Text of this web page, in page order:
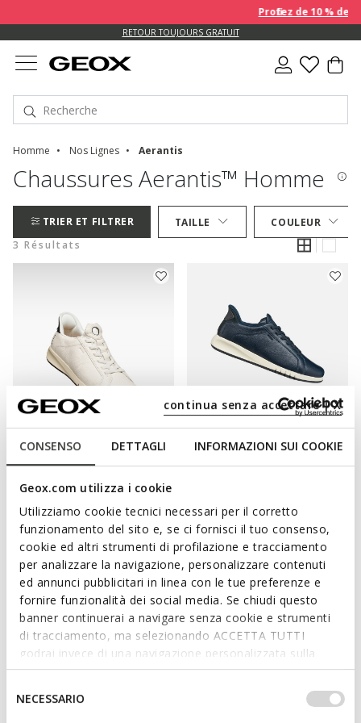
CONSENSO DETTAGLI INFORMAZIONI SUI COOKIE
Geox.com utilizza i cookie
Utilizziamo cookie tecnici necessari per il corretto
funzionamento del sito e, se ci fornisci il tuo consenso,
cookie ed altri strumenti di profilazione e tracciamento
per analizzare la navigazione, personalizzare contenuti
ed annunci pubblicitari in linea con le tue preferenze e
fornire funzionalità dei social media. Se chiudi questo
banner continuerai a navigare senza cookie e strumenti
di tracciamento, ma selezionando ACCETTA TUTTI
godrai invece di una navigazione personalizzata sulla
base dei tuoi gusti ed interessi. Selezionando
IMPOSTAZIONI potrai anche scegliere quali cookies ed
altri strumenti di tracciamento autorizzare. Per maggiori
del
NECESSARIO
continua senza accettare | X
Profitez de 10 % de
RETOUR TOUJOURS GRATUIT
Homme Nos Lignes Aerantis
Chaussures Aerantis™ Homme
TRIER ET FILTRER TAILLE
COULEUR
3 Résultats
FAST IN SYSTEM ÉCOLOGIQUE
Baskets slip in
CHF170,00
3 COULEURS
FAST IN SYSTEM ÉCOLOGIQUE
Baskets slip in
FAST IN SYSTEM